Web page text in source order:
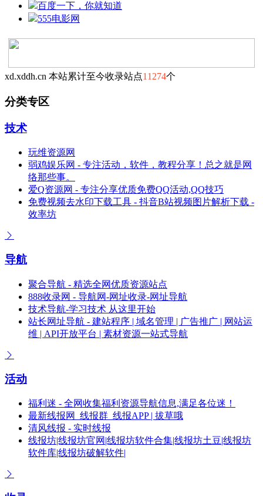
百度一下，你就知道
555电影网
xd.xddh.cn 本站累计至今收录站点11274个
分类专区
技术
玩维资源网
弱鸡娱乐网 - 专注活动，软件，教程分享！总之就是网
络那些事。
爱Q资源网 - 专注分享优质免费QQ活动,QQ技巧
免费视频去水印下载工具 - 抖音B站视频图片解析下载 -
效率坊
导航
聚合导航 - 精选全网优质资源站点
888收录网 - 导航网-网址收录-网址导航
技术导航-学习技术 从这里开始
站长网址导航 - 建站程序 | 域名管理 | 广告推广 | 网站运
维 | API开放平台 | 素材资源一站式导航
活动
福利迷 - 全网收集福利资源导航信息,满足各位迷！
最新线报网_线报群_线报APP | 拔草哦
清风线报 - 实时线报
线报坊|线报坊官网|线报坊软件合集|线报坊土豆|线报坊
软件库|线报坊破解软件|